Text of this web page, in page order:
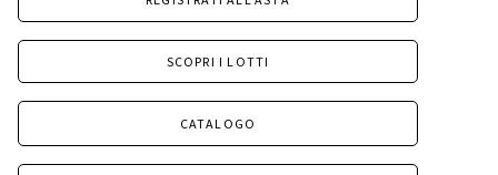
SCOPRI I LOTTI
CATALOGO